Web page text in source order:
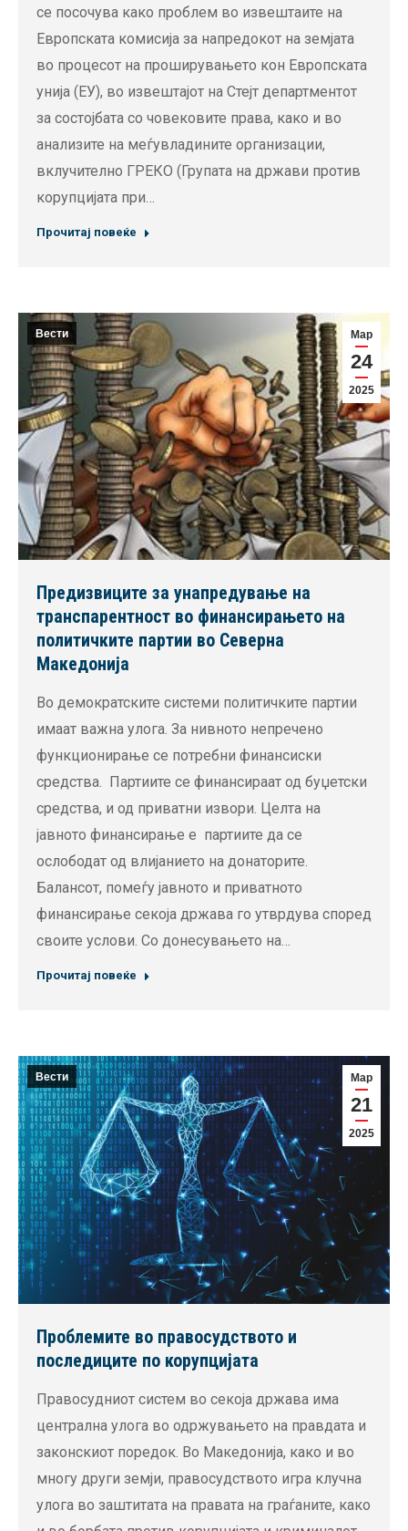
се посочува како проблем во извештаите на
Европската комисија за напредокот на земјата
во процесот на проширувањето кон Европската
унија (ЕУ), во извештајот на Стејт департментот
за состојбата со човековите права, како и во
анализите на меѓувладините организации,
вклучително ГРЕКО (Групата на држави против
корупцијата при…
Прочитај повеќе
Мар
24
2025
Вести
Предизвиците за унапредување на
транспарентност во финансирањето на
политичките партии во Северна
Македонија
Во демократските системи политичките партии
имаат важна улога. За нивното непречено
функционирање се потребни финансиски
средства. Партиите се финансираат од буџетски
средства, и од приватни извори. Целта на
јавното финансирање е партиите да се
ослободат од влијанието на донаторите.
Балансот, помеѓу јавното и приватното
финансирање секоја држава го утврдува според
своите услови. Со донесувањето на…
Прочитај повеќе
Мар
21
2025
Вести
Проблемите во правосудството и
последиците по корупцијата
Правосудниот систем во секоја држава има
централна улога во одржувањето на правдата и
законскиот поредок. Во Македонија, како и во
многу други земји, правосудството игра клучна
улога во заштитата на правата на граѓаните, како